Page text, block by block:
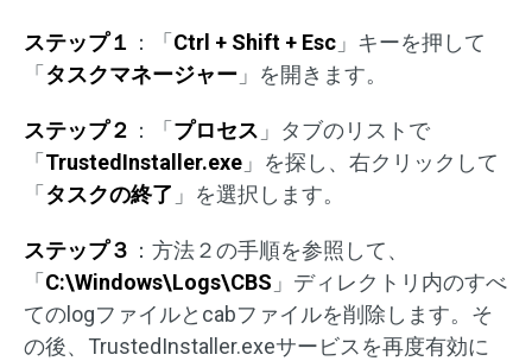
ステップ１ ：「Ctrl + Shift + Esc 」キーを押して
「タスクマネージャー 」を開きます。
ステップ２ ：「プロセス 」タブのリストで
「TrustedInstaller.exe 」を探し、右クリックして
「タスクの終了 」を選択します。
ステップ３ ：方法２の手順を参照して、
「C:\Windows\Logs\CBS 」ディレクトリ内のすべ
てのlogファイルとcabファイルを削除します。そ
の後、TrustedInstaller.exeサービスを再度有効に